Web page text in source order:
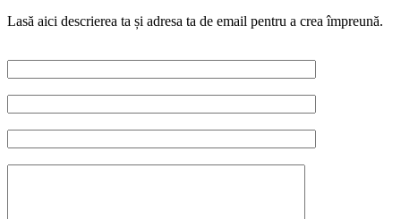
Lasă aici descrierea ta și adresa ta de email pentru a crea împreună.